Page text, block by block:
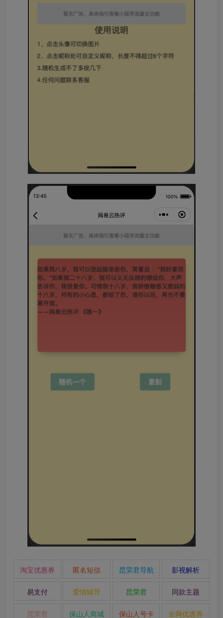
淘宝优惠券 匿名短信 昆荣君导航 影视解析
易支付 爱情辅导 昆荣君 同款主题
昆荣君 保山人商城 保山人号卡 全网优惠券